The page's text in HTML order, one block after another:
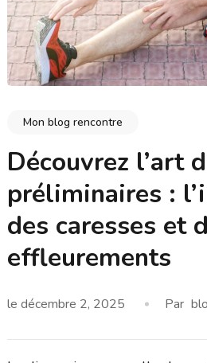
Mon blog rencontre
Découvrez l’art
préliminaires :
des caresses et
effleurements
le décembre 2, 2025 Par